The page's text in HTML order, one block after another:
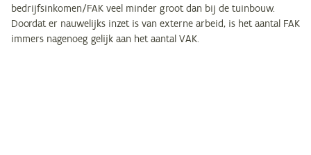
bedrijfsinkomen/FAK veel minder groot dan bij de tuinbouw.
Doordat er nauwelijks inzet is van externe arbeid, is het aantal FAK
immers nagenoeg gelijk aan het aantal VAK.